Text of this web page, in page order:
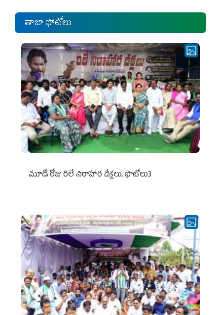
తాజా ఫోటోలు
మూడో రోజు రిలే నిరాహార దీక్షలు..ఫొటోలు3